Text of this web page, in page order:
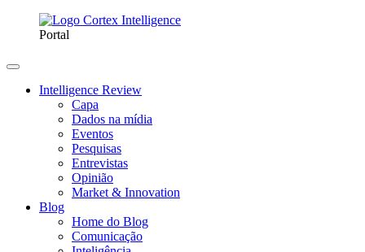
Portal
Intelligence Review
Capa
Dados na mídia
Eventos
Pesquisas
Entrevistas
Opinião
Market & Innovation
Blog
Home do Blog
Comunicação